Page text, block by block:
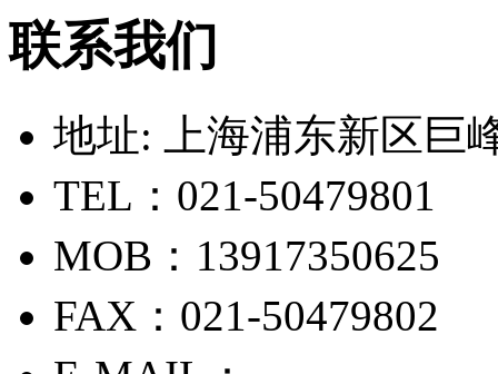
联系我们
地址: 上海浦东新区巨
TEL：021-50479801
MOB：13917350625
FAX：021-50479802